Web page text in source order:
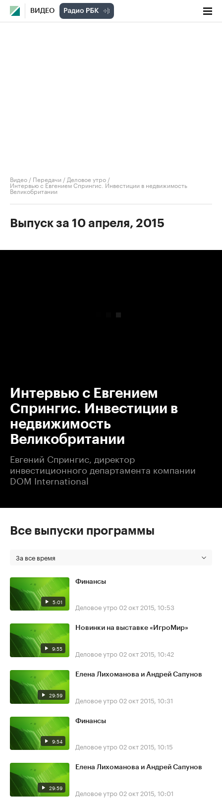
ВИДЕО
Видео / Передачи / Деловое утро /
Интервью с Евгением Спрингис. Инвестиции в недвижимость
Великобритании
Выпуск за 10 апреля, 2015
Интервью с Евгением
Спрингис. Инвестиции в
недвижимость
Великобритании
Евгений Спрингис, директор
инвестиционного департамента компании
DOM International
Все выпуски программы
За все время
5:01
Финансы
Деловое утро 02 окт 2015, 10:53
9:55
Новинки на выставке «ИгроМир»
Деловое утро 02 окт 2015, 10:42
29:59
Елена Лихоманова и Андрей Сапунов
Деловое утро 02 окт 2015, 10:31
9:54
Финансы
Деловое утро 02 окт 2015, 10:15
29:59
Елена Лихоманова и Андрей Сапунов
Деловое утро 02 окт 2015, 10:01